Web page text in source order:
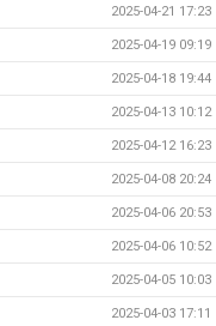
2025-04-21 17:23
2025-04-19 09:19
2025-04-18 19:44
2025-04-13 10:12
2025-04-12 16:23
2025-04-08 20:24
2025-04-06 20:53
2025-04-06 10:52
2025-04-05 10:03
2025-04-03 17:11